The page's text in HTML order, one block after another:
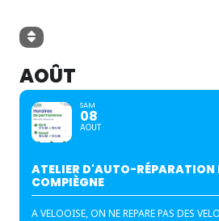
AOÛT
SAM
08
AOUT
ATELIER D'AUTO-
COMPIÈGNE
A VELOOISE, ON NE REPARE PAS DES